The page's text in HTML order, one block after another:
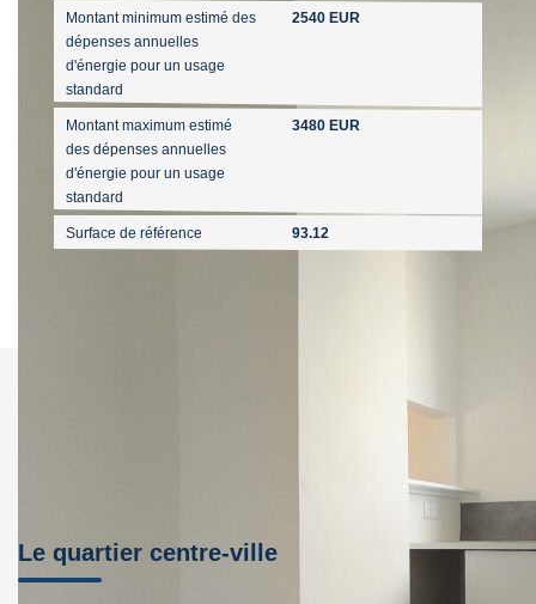
Montant minimum estimé des
dépenses annuelles
d'énergie pour un usage
standard
2540 EUR
Montant maximum estimé
des dépenses annuelles
d'énergie pour un usage
standard
3480 EUR
Surface de référence 93.12
Le quartier centre-ville